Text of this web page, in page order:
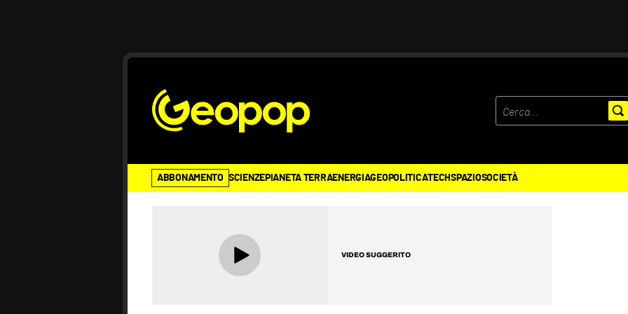
ABBONAMENTO SCIENZEPIANETA TERRAENERGIAGEOPOLITICATECHSPAZIOSOCIETÀ
VIDEO SUGGERITO